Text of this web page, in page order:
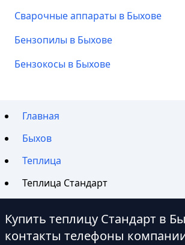
Сварочные аппараты в Быхове
Бензопилы в Быхове
Бензокосы в Быхове
Главная
Быхов
Теплица
Теплица Стандарт
Купить теплицу Стандарт в
контакты телефоны